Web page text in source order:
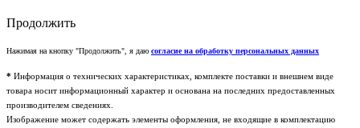
Продолжить
Нажимая на кнопку "Продолжить", я даю согласие на обработку персональных данных
* Информация о технических характеристиках, комплекте поставки и внешнем виде
товара носит информационный характер и основана на последних предоставленных
производителем сведениях.
Изображение может содержать элементы оформления, не входящие в комплектацию